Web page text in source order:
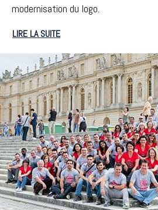
modernisation du logo.
LIRE LA SUITE